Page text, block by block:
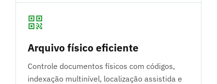
Arquivo físico eficiente
Controle documentos físicos com códigos,
indexação multinível, localização assistida e